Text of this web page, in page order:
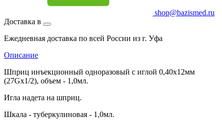
shop@bazismed.ru
Доставка в
Ежедневная доставка по всей России из г. Уфа
Описание
Шприц инъекционный одноразовый с иглой 0,40х12мм
(27Gx1/2), объем - 1,0мл.
Игла надета на шприц.
Шкала - туберкулиновая - 1,0мл.